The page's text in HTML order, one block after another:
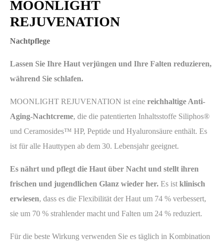
MOONLIGHT
REJUVENATION
Nachtpflege
Lassen Sie Ihre Haut verjüngen und Ihre Falten reduzieren,
während Sie schlafen.
MOONLIGHT REJUVENATION ist eine reichhaltige Anti-
Aging-Nachtcreme, die die patentierten Inhaltsstoffe Siliphos®
und Ceramosides™ HP, Peptide und Hyaluronsäure enthält. Es
ist für alle Hauttypen ab dem 30. Lebensjahr geeignet.
Es nährt und pflegt die Haut über Nacht und stellt ihren
frischen und jugendlichen Glanz wieder her. Es ist klinisch
erwiesen, dass es die Flexibilität der Haut um 74 % verbessert,
sie um 70 % strahlender macht und Falten um 24 % reduziert.
Für die beste Wirkung verwenden Sie es täglich in Kombination